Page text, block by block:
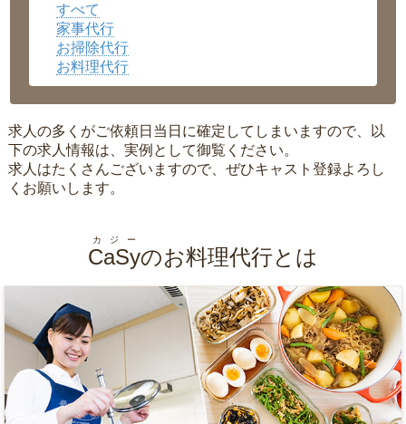
沖縄県
すべて
家事代行
お掃除代行
お料理代行
求人の多くがご依頼日当日に確定してしまいますので、以
下の求人情報は、実例として御覧ください。
求人はたくさんございますので、ぜひキャスト登録よろし
くお願いします。
CaSy
カジー
のお料理代行とは